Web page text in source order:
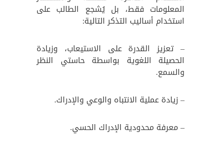
المعلومات فقط، بل يُشجع الطالب على
استخدام أساليب التذكر التالية:
– تعزيز القدرة على الاستيعاب، وزيادة
الحصيلة اللغوية بواسطة حاستي النظر
والسمع.
– زيادة عملية الانتباه والوعي والإدراك.
– معرفة محدودية الإدراك الحسي.